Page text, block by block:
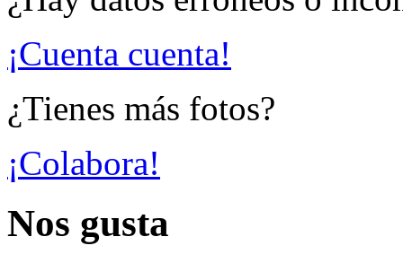
¡Cuenta cuenta!
¿Tienes más fotos?
¡Colabora!
Nos gusta